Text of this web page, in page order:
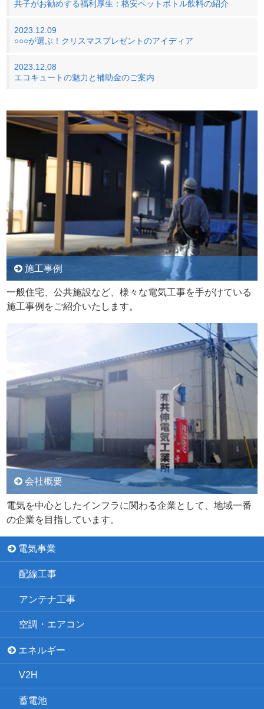
共子がお勧めする福利厚生：格安ペットボトル飲料の紹介
2023.12.09
○○○が選ぶ！クリスマスプレゼントのアイディア
2023.12.08
エコキュートの魅力と補助金のご案内
施工事例
一般住宅、公共施設など、様々な電気工事を手がけている
施工事例をご紹介いたします。
会社概要
電気を中心としたインフラに関わる企業として、地域一番
の企業を目指しています。
電気事業
配線工事
アンテナ工事
空調・エアコン
エネルギー
V2H
蓄電池